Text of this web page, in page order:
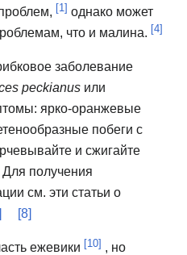
[1] однако может
что и малина. [4]
заболевание
peckianus или
ярко-оранжевые
побеги с
и сжигайте
Для получения
см. эти статьи о
[8]
ежевики [10] , но